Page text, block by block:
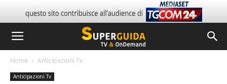
Home Anticipazioni Tv
Anticipazioni Tv